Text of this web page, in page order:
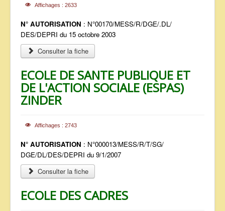
Affichages : 2633
N° AUTORISATION : N°00170/MESS/R/DGE/.DL/
DES/DEPRI du 15 octobre 2003
Consulter la fiche
ECOLE DE SANTE PUBLIQUE ET
DE L'ACTION SOCIALE (ESPAS)
ZINDER
Affichages : 2743
N° AUTORISATION : N°000013/MESS/R/T/SG/
DGE/DL/DES/DEPRI du 9/1/2007
Consulter la fiche
ECOLE DES CADRES